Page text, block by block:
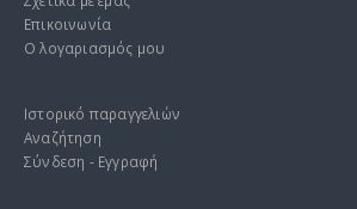
Επικοινωνία
Ο λογαριασμός μου
Ιστορικό παραγγελιών
Αναζήτηση
Σύνδεση - Εγγραφή